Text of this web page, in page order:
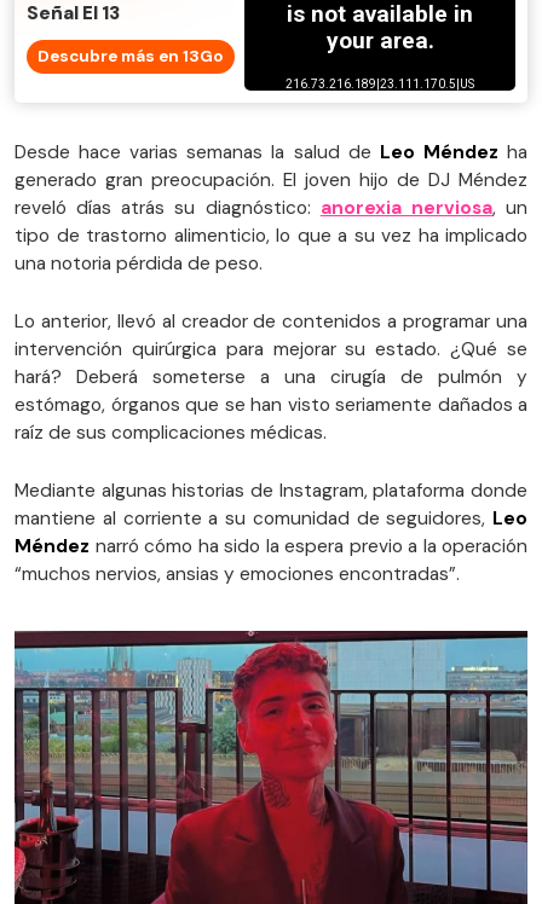
Señal El 13
Descubre más en 13Go
Desde hace varias semanas la salud de Leo Méndez ha
generado gran preocupación. El joven hijo de DJ Méndez
reveló días atrás su diagnóstico: anorexia nerviosa, un
tipo de trastorno alimenticio, lo que a su vez ha implicado
una notoria pérdida de peso.
Lo anterior, llevó al creador de contenidos a programar una
intervención quirúrgica para mejorar su estado. ¿Qué se
hará? Deberá someterse a una cirugía de pulmón y
estómago, órganos que se han visto seriamente dañados a
raíz de sus complicaciones médicas.
Mediante algunas historias de Instagram, plataforma donde
mantiene al corriente a su comunidad de seguidores, Leo
Méndez narró cómo ha sido la espera previo a la operación
“muchos nervios, ansias y emociones encontradas”.